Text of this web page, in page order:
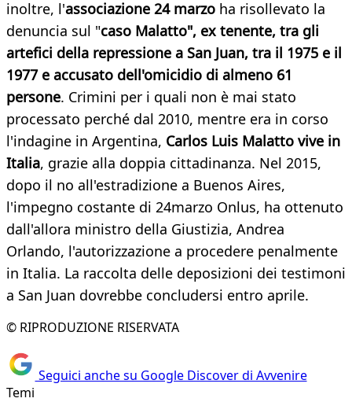
inoltre, l'associazione 24 marzo ha risollevato la
denuncia sul "caso Malatto", ex tenente, tra gli
artefici della repressione a San Juan, tra il 1975 e il
1977 e accusato dell'omicidio di almeno 61
persone. Crimini per i quali non è mai stato
processato perché dal 2010, mentre era in corso
l'indagine in Argentina, Carlos Luis Malatto vive in
Italia, grazie alla doppia cittadinanza. Nel 2015,
dopo il no all'estradizione a Buenos Aires,
l'impegno costante di 24marzo Onlus, ha ottenuto
dall'allora ministro della Giustizia, Andrea
Orlando, l'autorizzazione a procedere penalmente
in Italia. La raccolta delle deposizioni dei testimoni
a San Juan dovrebbe concludersi entro aprile.
© RIPRODUZIONE RISERVATA
Seguici anche su Google Discover di Avvenire
Temi